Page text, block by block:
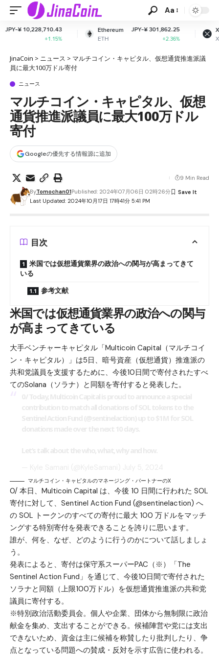
Aa
Ethereum
ETH
JPY-¥ 301,862.25
XRP
XRP
JPY-¥ 166.42
-0.97%
JinaCoin > ニュース > マルチコイン・キャピタル、仮想通貨推進派議
員に最大100万ドル寄付
ニュース
マルチコイン・キャピタル、仮想
通貨推進派議員に最大100万ドル
寄付
Googleの優先する情報源に追加
Last Updated: 2024年10月17日 17時41分 5:41 PM
ByTomochan01Published: 2024年07月06日 02時26分
9 Min Read
目次
米国では仮想通貨業界の政治への関与が高まってきて
いる
参考文献
米国では仮想通貨業界の政治への関与
が高まってきている
大手ベンチャーキャピタル「Multicoin Capital（マルチコイ
ン・キャピタル）」は5日、暗号資産（仮想通貨）推進派の
共和党議員を支援するために、今後10日間で寄付されたすべ
てのSolana（ソラナ）と同額を寄付すると発表した。
マルチコイン・キャピタルのマネージング・パートナーのX
0/ 本日、Multicoin Capital は、今後 10 日間に行われた SOL
寄付に対して、Sentinel Action Fund (@sentinelaction) へ
の SOL トークンのすべての寄付に最大 100 万ドルをマッチ
ングする特別寄付を発表できることを誇りに思います。
誰が、何を、なぜ、どのように行うのかについて話しましょ
う。
発表によると、寄付は保守系スーパーPAC（※）「The
Sentinel Action Fund」を通じて、今後10日間で寄付された
ソラナと同額（上限100万ドル）を仮想通貨推進派の共和党
議員に寄付する。
※特別政治活動委員会。個人や企業、団体から無制限に政治
献金を集め、支出することができる。候補陣営や党には支出
できないため、資金は主に候補を称賛したり批判したり、争
点となっている問題への賛成・反対を示す広告に使われる。